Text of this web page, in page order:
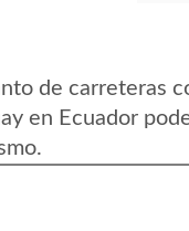
de carreteras
en Ecuador